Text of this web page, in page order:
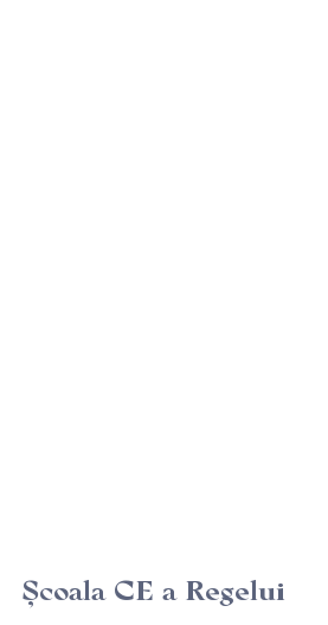
Şcoala CE a Regelui